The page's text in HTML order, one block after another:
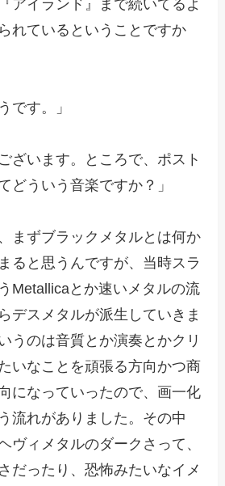
アイランド』まで続いてるよ
れているということですか
です。」
ざいます。ところで、ポスト
どういう音楽ですか？」
まずブラックメタルとは何か
ると思うんですが、当時スラ
Metallicaとか速いメタルの流
デスメタルが派生していきま
うのは音質とか演奏とかクリ
いなことを頑張る方向かつ商
になっていったので、画一化
流れがありました。その中
ヴィメタルのダークさって、
だったり、恐怖みたいなイメ